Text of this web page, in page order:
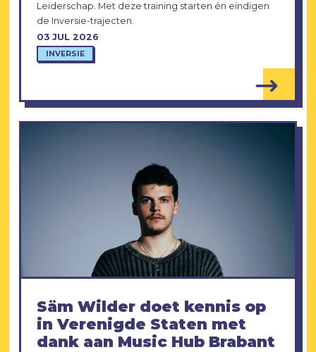
03 JUL 2026
INVERSIE
Leiderschap. Met deze training starten én eindigen
de Inversie-trajecten.
Säm Wilder doet kennis op
in Verenigde Staten met
dank aan Music Hub Brabant